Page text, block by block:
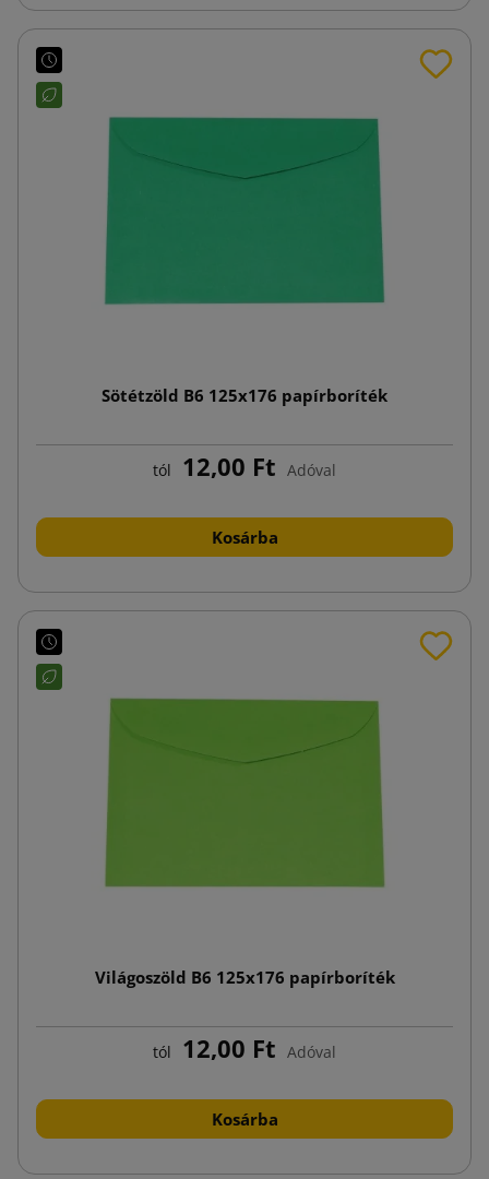
Sötétzöld B6 125x176 papírboríték
tól 12,00 Ft Adóval
Kosárba
Világoszöld B6 125x176 papírboríték
tól 12,00 Ft Adóval
Kosárba